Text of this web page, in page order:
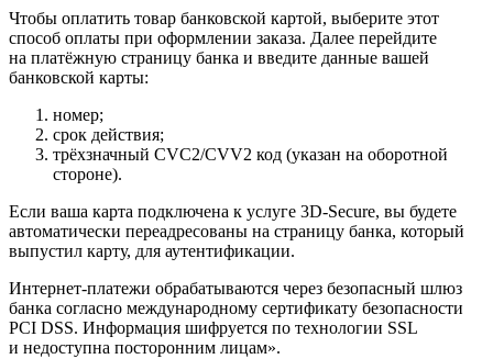
Чтобы оплатить товар банковской картой, выберите этот
способ оплаты при оформлении заказа. Далее перейдите
на платёжную страницу банка и введите данные вашей
банковской карты:
номер;
срок действия;
трёхзначный CVC2/CVV2 код (указан на оборотной
стороне).
Если ваша карта подключена к услуге 3D-Secure, вы будете
автоматически переадресованы на страницу банка, который
выпустил карту, для аутентификации.
Интернет-платежи обрабатываются через безопасный шлюз
банка согласно международному сертификату безопасности
PCI DSS. Информация шифруется по технологии SSL
и недоступна посторонним лицам».